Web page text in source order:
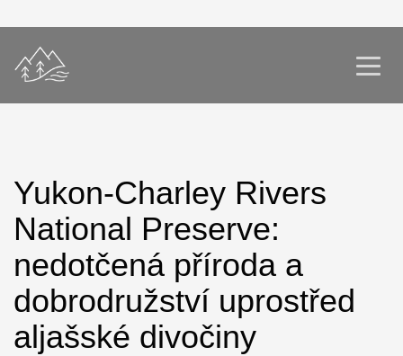
Yukon-Charley Rivers
National Preserve:
nedotčená příroda a
dobrodružství uprostřed
aljašské divočiny